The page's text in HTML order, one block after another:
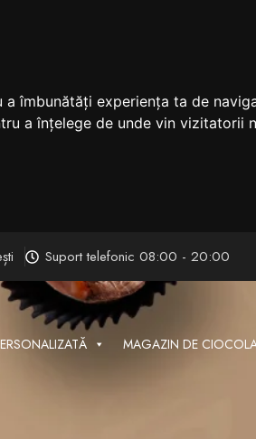
îmbunătăți experiența ta de
a înțelege de unde vin vizitatorii
Suport telefonic 08:00 - 20:00
MAGAZIN DE